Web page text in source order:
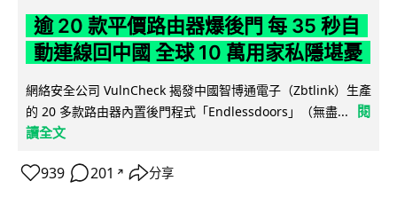
逾 20 款平價路由器爆後門 每 35 秒自
動連線回中國 全球 10 萬用家私隱堪憂
網絡安全公司 VulnCheck 揭發中國智博通電子（Zbtlink）生產
的 20 多款路由器內置後門程式「Endlessdoors」（無盡...
閱
讀全文
939 201 ↗ 分享